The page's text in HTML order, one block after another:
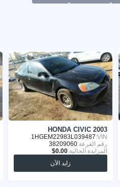
HONDA CIVIC 2003
VIN:
1HGEM22983L039487
رقم القرعة:38209060
المزايدة الحالية:
زايد الآن